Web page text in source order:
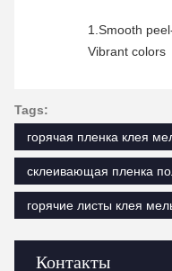
Контакты
1.Smooth
Vibrant colors
Tags:
горячая пленка клея
склеивающая пленка
горячие листы клея